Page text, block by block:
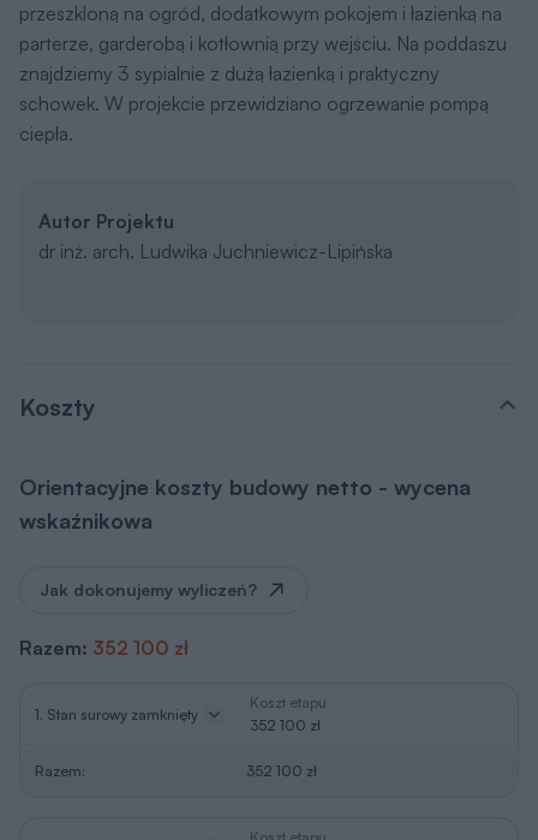
przeszkloną na ogród, dodatkowym pokojem i łazienką na
parterze, garderobą i kotłownią przy wejściu. Na poddaszu
znajdziemy 3 sypialnie z dużą łazienką i praktyczny
schowek. W projekcie przewidziano ogrzewanie pompą
ciepła.
Autor Projektu
dr inż. arch. Ludwika Juchniewicz-Lipińska
Koszty
Orientacyjne koszty budowy netto - wycena
wskaźnikowa
Jak dokonujemy wyliczeń?
Razem: 352 100 zł
1. Stan surowy zamknięty
Koszt etapu
352 100 zł
Razem: 352 100 zł